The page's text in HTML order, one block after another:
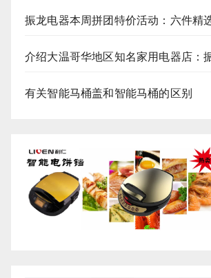
振龙电器本周拼团特价活动：六件精
介绍大温哥华地区知名家用电器店：
有关智能马桶盖和智能马桶的区别